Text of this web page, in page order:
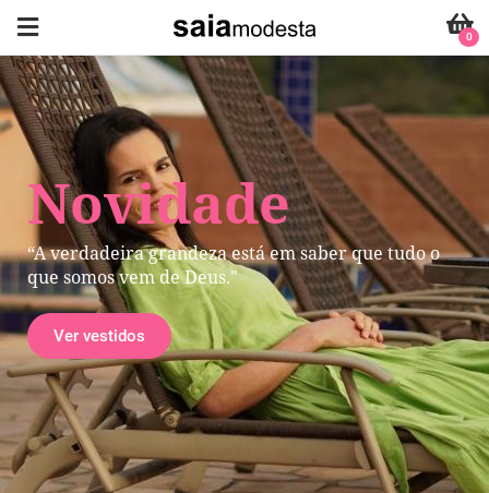
Novidade
“A verdadeira grandeza está em saber que tudo o
que somos vem de Deus."
Ver vestidos
0